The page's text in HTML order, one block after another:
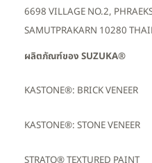
6698 VILLAGE NO.2,
SAMUTPRAKARN 10280
ผลิตภัณฑ์ของ SUZUKA®
KASTONE®: BRICK VENEER
KASTONE®: STONE VENEER
STRATO® TEXTURED PAINT